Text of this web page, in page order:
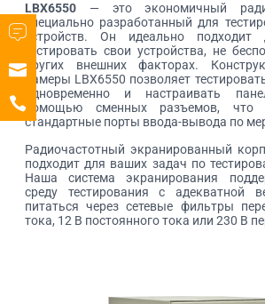
LBX6550 — это экономичный
специально разработанный для
устройств. Он идеально
тестировать свои устройства, не
других внешних факторах.
камеры LBX6550 позволяет
одновременно и настраивать
помощью сменных разъемов, что
стандартные порты ввода-вывода по
Радиочастотный экранированный
подходит для ваших задач по
Наша система экранирования
среду тестирования с адекватной
питаться через сетевые фильтры
тока, 12 В постоянного тока или 230 В